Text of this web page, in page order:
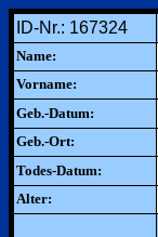
ID-Nr.: 167324
Name:
Vorname:
Geb.-Datum:
Geb.-Ort:
Todes-Datum:
Alter: